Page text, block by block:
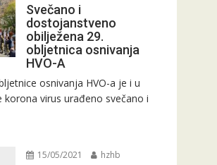
Svečano i
dostojanstveno
obilježena 29.
obljetnica osnivanja
HVO-A
osnivanja HVO-a je i u
virus urađeno svečano i
15/05/2021 hzhb